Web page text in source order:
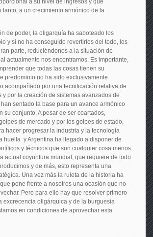
a su nivel de ingresos y que
tanto, a un crecimiento armónico de la
de poder, la oligarquía ha saboteado los
y si no ha conseguido revertirlos del todo, los
parte, reduciéndonos a la situación de
actualmente nos encontramos. Es importante,
que todas las cosas tienen su
predominio no ha sido exclusivamente
acompañado por una tecnificación relativa de
y por la creación de sistemas avanzados de
sentado la base para un avance armónico
su conjunto. A pesar de ser coartados,
de mercado y por los golpes de estado,
hacer progresar la industria y la tecnología
huella y Argentina ha llegado a disponer de
y técnicos que son cualquier cosa menos
actual coyuntura mundial, que requiere de todo
y de más, esto representa una
Una vez más la ruleta de la historia ha
pone frente a nosotros una ocasión que no
Pero para ello hay que resolver primero
excrecencia oligárquica y de la burguesía
en condiciones de aprovechar esta